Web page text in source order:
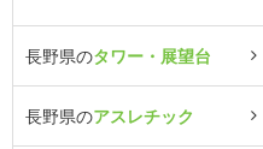
長野県のタワー・展望台
長野県のアスレチック